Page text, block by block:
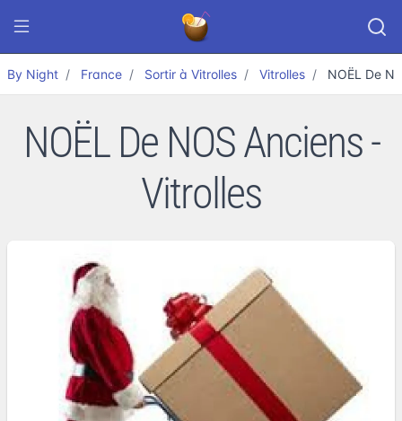
By Night France Sortir à Vitrolles Vitrolles NOËL De
NOËL De NOS Anciens -
Vitrolles